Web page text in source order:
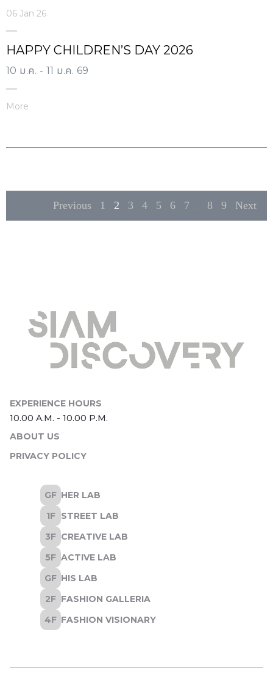
06 Jan 26
HAPPY CHILDREN’S DAY 2026
10 ม.ค. - 11 ม.ค. 69
More
Previous 1 2 3 4 5 6 7 8 9 Next
ABOUT US
PRIVACY POLICY